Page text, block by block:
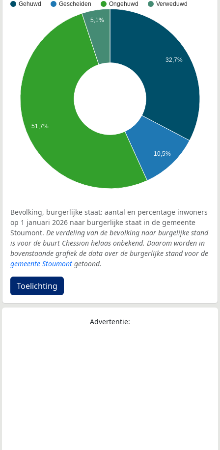
Gehuwd Gescheiden Ongehuwd Verweduwd
32,7%
10,5%
5,1%
51,7%
Bevolking, burgerlijke staat: aantal en percentage inwoners
op 1 januari 2026 naar burgerlijke staat in de gemeente
Stoumont. De verdeling van de bevolking naar burgelijke stand
is voor de buurt Chession helaas onbekend. Daarom worden in
bovenstaande grafiek de data over de burgerlijke stand voor de
gemeente Stoumont getoond.
Toelichting
Advertentie: